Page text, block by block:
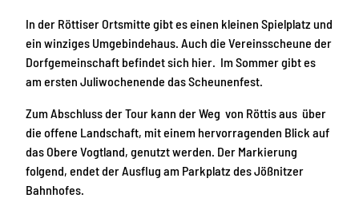
In der Röttiser Ortsmitte gibt es einen kleinen Spielplatz und
ein winziges Umgebindehaus. Auch die Vereinsscheune der
Dorfgemeinschaft befindet sich hier. Im Sommer gibt es
am ersten Juliwochenende das Scheunenfest.
Zum Abschluss der Tour kann der Weg von Röttis aus über
die offene Landschaft, mit einem hervorragenden Blick auf
das Obere Vogtland, genutzt werden. Der Markierung
folgend, endet der Ausflug am Parkplatz des Jößnitzer
Bahnhofes.